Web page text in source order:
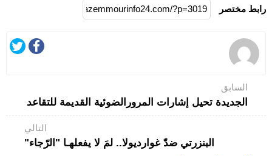
رابط مختصر
السابق
الجديدة تحيل إشارات المرورالضوئية القديمة للتقاعد
التالي
البنزرتي ضدّ غوارديولا.. لمَ لا يفعلهـا "الرّجاء"